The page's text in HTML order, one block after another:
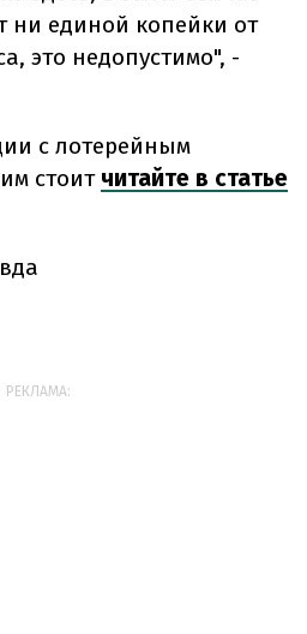
ни единой копейки от
это недопустимо", -
с лотерейным
стоит читайте в статье
РЕКЛАМА: